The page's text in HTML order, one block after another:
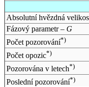
Absolutní hvězdná
Fázový parametr – G
Počet pozorování*)
Počet opozic*)
Pozorována v letech*)
Poslední pozorování*)